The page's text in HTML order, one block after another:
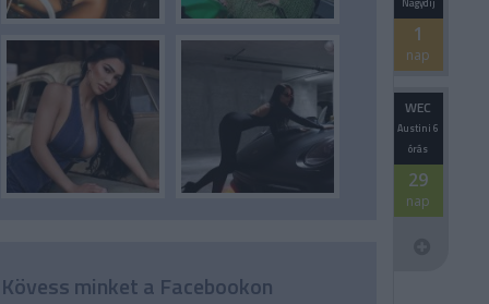
Kövess minket a Facebookon
1
nap
WEC
Austini 6
órás
29
nap